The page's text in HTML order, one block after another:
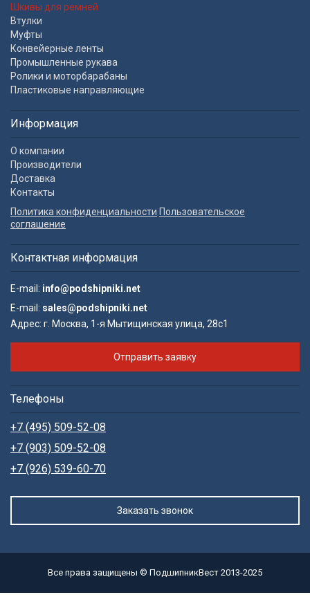
Шкивы для ремней
Втулки
Муфты
Конвейерные ленты
Промышленные рукава
Ролики и моторбарабаны
Пластиковые направляющие
Информация
О компании
Производители
Доставка
Контакты
Политика конфиденциальности Пользовательское
соглашение
Контактная информация
E-mail: info@podshipniki.net
E-mail: sales@podshipniki.net
Адрес: г. Москва, 1-я Мытищинская улица, 28с1
Отправить заявку
Телефоны
+7 (495) 509-52-08
+7 (903) 509-52-08
+7 (926) 539-60-70
Заказать звонок
Все права защищены © ПодшипникВест 2013-2025